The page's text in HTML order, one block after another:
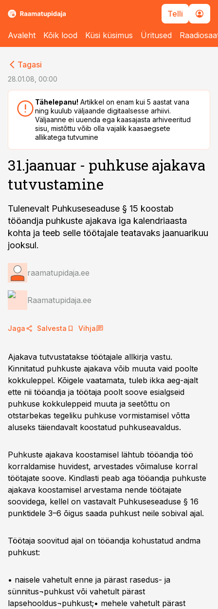
Telli
Avaleht Kõik lood Küsi küsimus Üritused
Tagasi
28.01.08, 00:00
Tähelepanu! Artikkel on enam kui 5 aastat vana
ning kuulub väljaande digitaalsesse arhiivi.
Väljaanne ei uuenda ega kaasajasta arhiveeritud
sisu, mistõttu võib olla vajalik kaasaegsete
allikatega tutvumine
31.jaanuar - puhkuse ajakava
tutvustamine
Tulenevalt Puhkuseseaduse § 15 koostab
tööandja puhkuste ajakava iga kalendriaasta
kohta ja teeb selle töötajale teatavaks jaanuarikuu
jooksul.
raamatupidaja.ee
Raamatupidaja.ee
Jaga Salvesta Vihja
Ajakava tutvustatakse töötajale allkirja vastu.
Kinnitatud puhkuste ajakava võib muuta vaid poolte
kokkuleppel. Kõigele vaatamata, tuleb ikka aeg-ajalt
ette nii tööandja ja töötaja poolt soove esialgseid
puhkuse kokkuleppeid muuta ja seetõttu on
otstarbekas tegeliku puhkuse vormistamisel võtta
aluseks täiendavalt koostatud puhkuseavaldus.
Puhkuste ajakava koostamisel lähtub tööandja töö
korraldamise huvidest, arvestades võimaluse korral
töötajate soove. Kindlasti peab aga tööandja puhkuste
ajakava koostamisel arvestama nende töötajate
soovidega, kellel on vastavalt Puhkuseseaduse § 16
punktidele 3–6 õigus saada puhkust neile sobival ajal.
Töötaja soovitud ajal on tööandja kohustatud andma
puhkust:
• naisele vahetult enne ja pärast rasedus- ja
sünnitus¬puhkust või vahetult pärast
lapsehooldus¬puhkust;• mehele vahetult pärast